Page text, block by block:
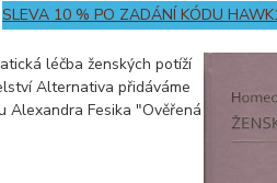
SLEVA 10 % PO ZADÁNÍ KÓDU
léčba ženských potíží
Alternativa přidáváme
Alexandra Fesika "Ověřená